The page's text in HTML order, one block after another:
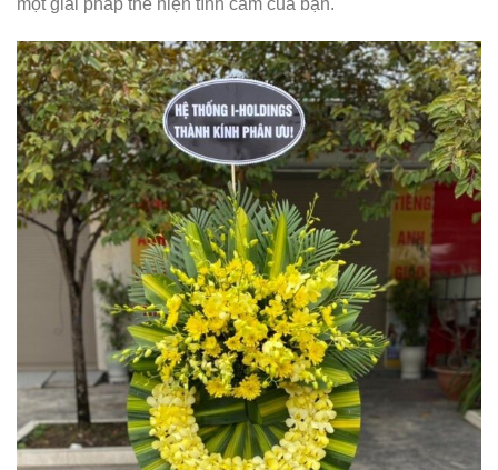
một giải pháp thể hiện tình cảm của bạn.